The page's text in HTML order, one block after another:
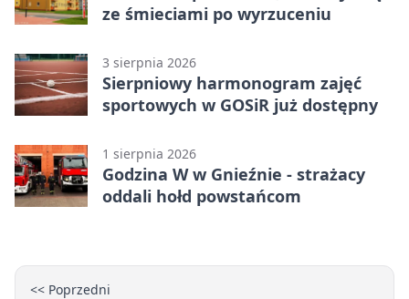
ze śmieciami po wyrzuceniu
3 sierpnia 2026
Sierpniowy harmonogram zajęć
sportowych w GOSiR już dostępny
1 sierpnia 2026
Godzina W w Gnieźnie - strażacy
oddali hołd powstańcom
<< Poprzedni